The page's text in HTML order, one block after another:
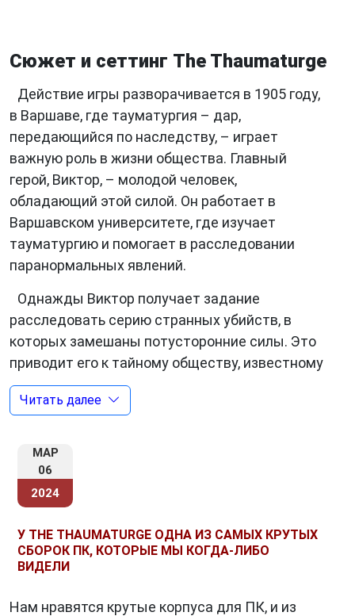
Сюжет и сеттинг The Thaumaturge
Действие игры разворачивается в 1905 году,
в Варшаве, где тауматургия – дар,
передающийся по наследству, – играет
важную роль в жизни общества. Главный
герой, Виктор, – молодой человек,
обладающий этой силой. Он работает в
Варшавском университете, где изучает
тауматургию и помогает в расследовании
паранормальных явлений.
Однажды Виктор получает задание
расследовать серию странных убийств, в
которых замешаны потусторонние силы. Это
приводит его к тайному обществу, известному
как «Адепты», которое жаждет использовать
тауматургию для своих корыстных целей.
остановить «Адептов» или присоединиться к
Геймплей
The Thaumaturge сочетает в себе элементы
управляют Виктором, исследуя Варшаву,
Читать далее
МАР
06
2024
У THE THAUMATURGE ОДНА ИЗ САМЫХ КРУТЫХ
СБОРОК ПК, КОТОРЫЕ МЫ КОГДА-ЛИБО
ВИДЕЛИ
Нам нравятся крутые корпуса для ПК, и из